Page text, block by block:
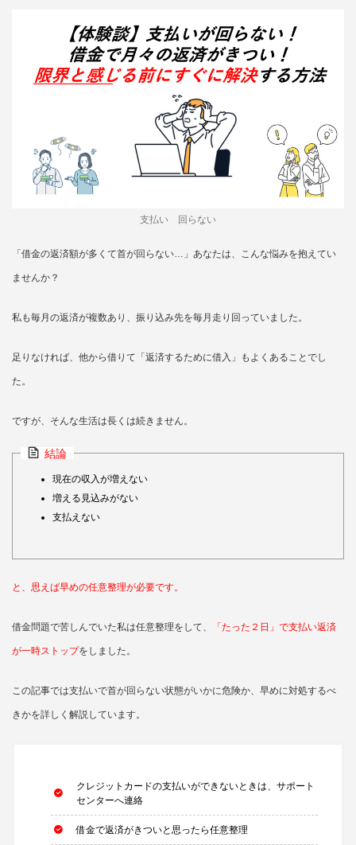
支払い 回らない
「借金の返済額が多くて首が回らない…」あなたは、こんな悩みを抱えてい
ませんか？
私も毎月の返済が複数あり、振り込み先を毎月走り回っていました。
足りなければ、他から借りて「返済するために借入」もよくあることでし
た。
ですが、そんな生活は長くは続きません。
結論
現在の収入が増えない
増える見込みがない
支払えない
と、思えば早めの任意整理が必要です。
借金問題で苦しんでいた私は任意整理をして、 「たった２日」で支払い返済
が一時ストップをしました。
この記事では支払いで首が回らない状態がいかに危険か、早めに対処するべ
きかを詳しく解説しています。
クレジットカードの支払いができないときは、サポート
センターへ連絡
借金で返済がきついと思ったら任意整理